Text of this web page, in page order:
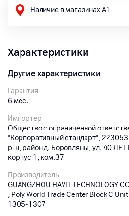
Наличие в магазинах А1
Характеристики
Другие характеристики
Гарантия
6 мес.
Импортер
Общество с ограниченной
"Корпоративный стандарт",
р-н, район д. Боровляны, ул. 40
корпус 1, ком.37
Производитель
GUANGZHOU HAVIT TECHNOLOGY
, Poly World Trade Center Block C
1305-1307